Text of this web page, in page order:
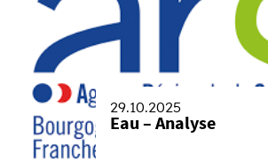
29.10.2025
Eau – Analyse